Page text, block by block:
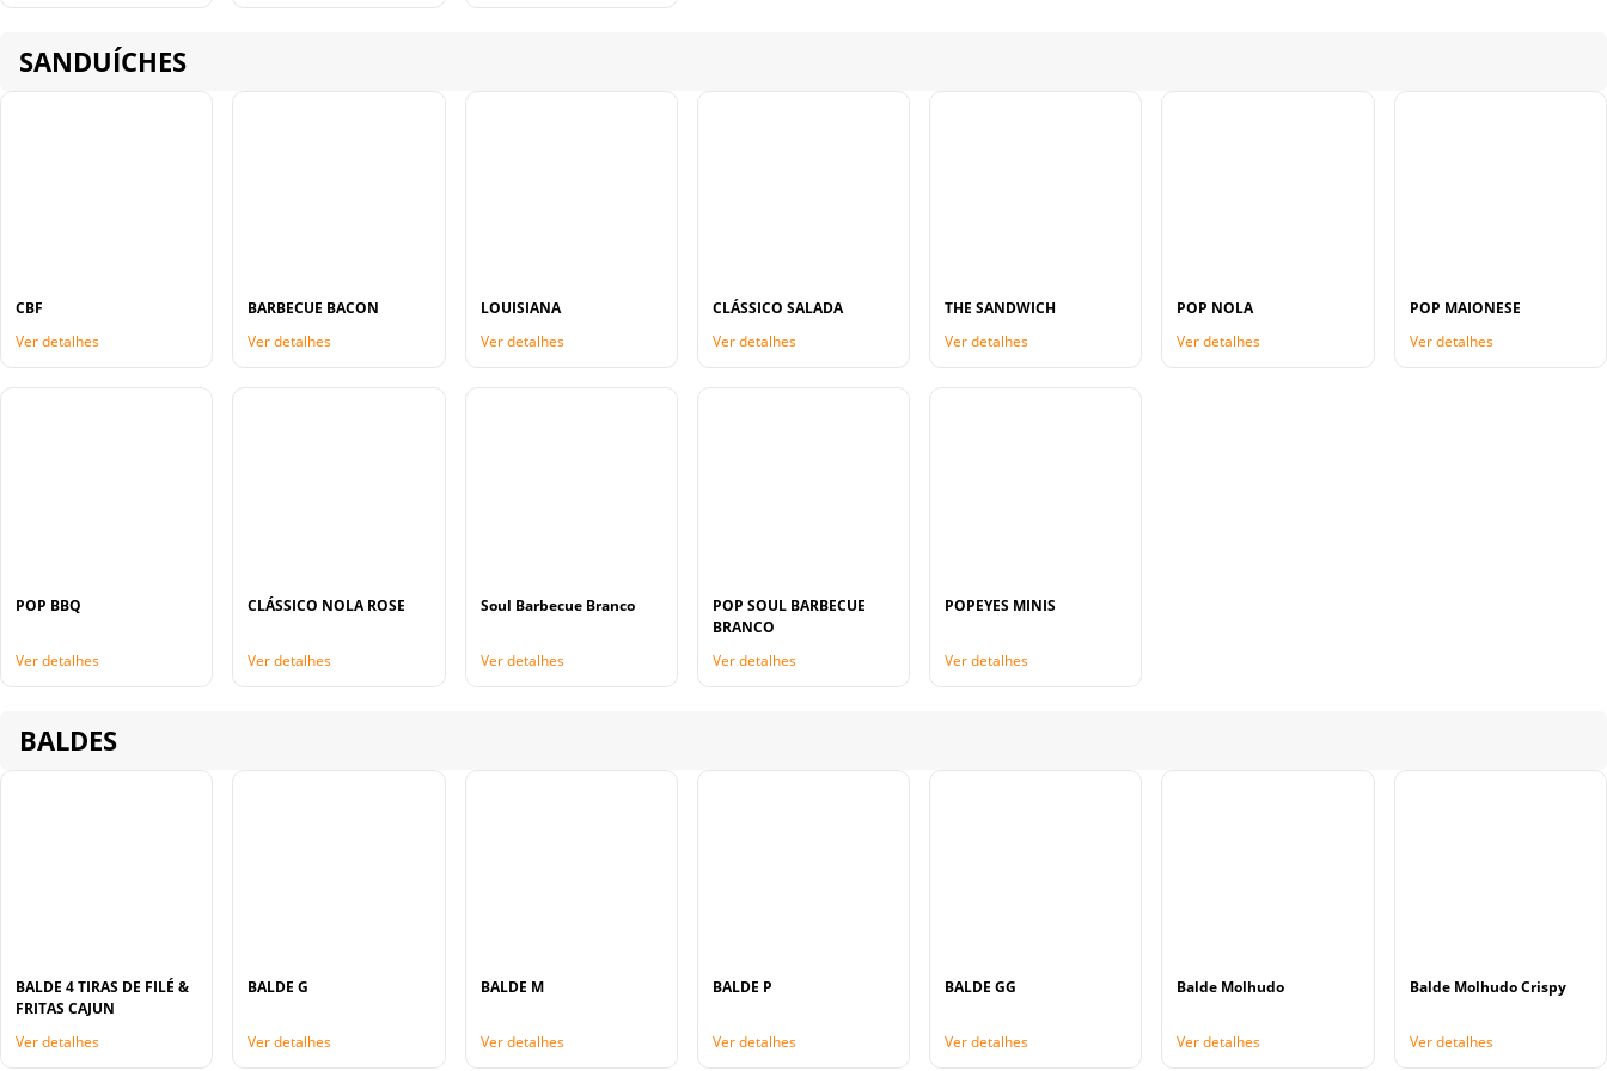
SANDUÍCHES
CBF
Ver detalhes
BARBECUE BACON
Ver detalhes
LOUISIANA
Ver detalhes
CLÁSSICO SALADA
Ver detalhes
THE SANDWICH
Ver detalhes
POP NOLA
Ver detalhes
POP MAIONESE
Ver detalhes
POP BBQ
Ver detalhes
CLÁSSICO NOLA ROSE
Ver detalhes
Soul Barbecue Branco
Ver detalhes
POP SOUL BARBECUE
BRANCO
Ver detalhes
POPEYES MINIS
Ver detalhes
BALDES
BALDE 4 TIRAS DE FILÉ &
FRITAS CAJUN
Ver detalhes
BALDE G
Ver detalhes
BALDE M
Ver detalhes
BALDE P
Ver detalhes
BALDE GG
Ver detalhes
Balde Molhudo
Ver detalhes
Balde Molhudo Crispy
Ver detalhes